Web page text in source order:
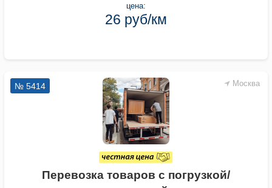
цена:
26 руб/км
Москва
№ 5414
Перевозка товаров с погрузкой/